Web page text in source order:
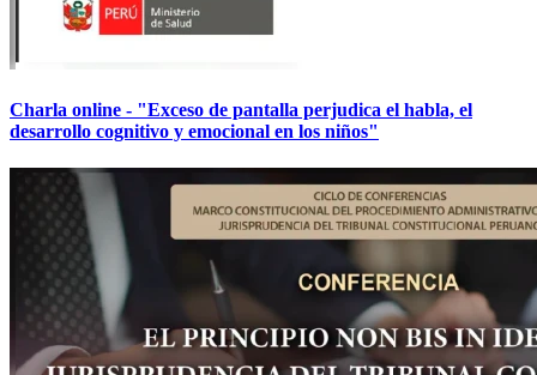
Charla online - "Exceso de pantalla perjudica el habla, el
desarrollo cognitivo y emocional en los niños"